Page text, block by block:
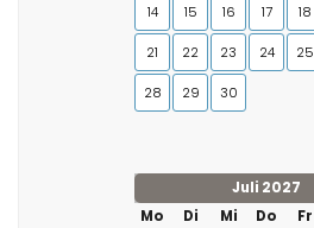
14 15 16 17 18
21 22 23 24 25
28 29 30
Juli 2027
Mo
Di Mi Do Fr